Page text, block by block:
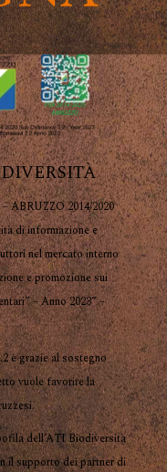
2014/2020
di informazione e
nel mercato interno
e promozione sui
– Anno 2023” –
e grazie al sostegno
vuole favorire la
dell’ATI Biodiversità
il supporto dei partner di